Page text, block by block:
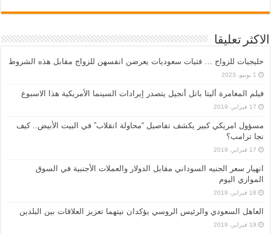
الاكثر تعليقا
خليجيات للزواج … فتيات سعوديات يعرضن انفسهن للزواج مقابل هذه الشروط
1 يونيو، 2023
فيلم المغامرة أليتا‭ ‬باتل أنجيل يتصدر إيرادات السينما الأمريكية هذا الاسبوع
17 فبراير، 2019
مسؤول امريكي كبير يكشف تفاصيل “محاولة انقلاب” في البيت الأبيض.. كيف
نجا ترامب؟
17 فبراير، 2019
انهيار سعر الجنيه السوداني مقابل الدولار والعملات الأجنبية في السوق
الموازي اليوم
18 فبراير، 2019
العاهل السعودي والرئيس الروسي يؤكدان نيتهما تعزيز العلاقات بين البلدين
19 فبراير، 2019